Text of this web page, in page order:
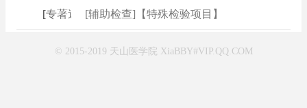
专著速查]
[辅助检查]【特殊检验项目】
© 2015-2019 天山医学院 XiaBBY#VIP.QQ.COM